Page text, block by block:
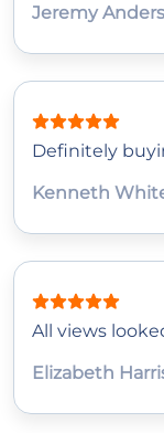
Jeremy
Definitely
Kenneth
All views
Elizabeth